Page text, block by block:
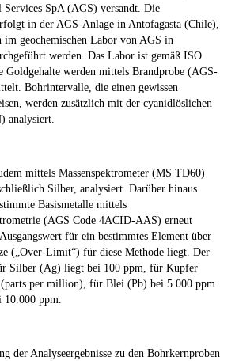
SpA (AGS) versandt. Die
in der AGS-Anlage in Antofagasta (Chile),
im geochemischen Labor von AGS in
werden. Das Labor ist gemäß ISO
Goldgehalte werden mittels Brandprobe (AGS-
Bohrintervalle, die einen gewissen
werden zusätzlich mit der cyanidlöslichen
analysiert.
mittels Massenspektrometer (MS TD60)
Silber, analysiert. Darüber hinaus
Basismetalle mittels
(AGS Code 4ACID-AAS) erneut
für ein bestimmtes Element über
(„Over-Limit“) für diese Methode liegt. Der
Silber (Ag) liegt bei 100 ppm, für Kupfer
per million), für Blei (Pb) bei 5.000 ppm
ppm.
der Analyseergebnisse zu den Bohrkernproben